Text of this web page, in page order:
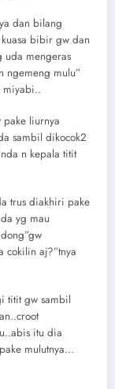
dan bilang
bibir gw dan
uda mengeras
ngemeng mulu”
miyabi..
liurnya
sambil dikocok2
n kepala titit
trus diakhiri pake
yg mau
cokilin aj?”tnya
titit gw sambil
itu dia
mulutnya…